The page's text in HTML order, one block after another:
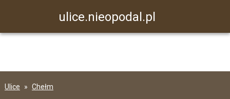
ulice.nieopodal.pl
Ulice Chełm